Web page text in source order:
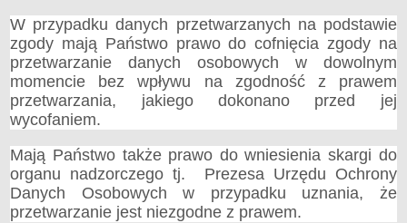
W przypadku danych przetwarzanych na podstawie
zgody mają Państwo prawo do cofnięcia zgody na
przetwarzanie danych osobowych w dowolnym
momencie bez wpływu na zgodność z prawem
przetwarzania, jakiego dokonano przed jej
wycofaniem.
Mają Państwo także prawo do wniesienia skargi do
organu nadzorczego tj. Prezesa Urzędu Ochrony
Danych Osobowych w przypadku uznania, że
przetwarzanie jest niezgodne z prawem.